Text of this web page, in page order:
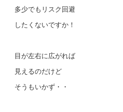
多少でもリスク回避
したくないですか！
目が左右に広がれば
見えるのだけど
そうもいかず・・